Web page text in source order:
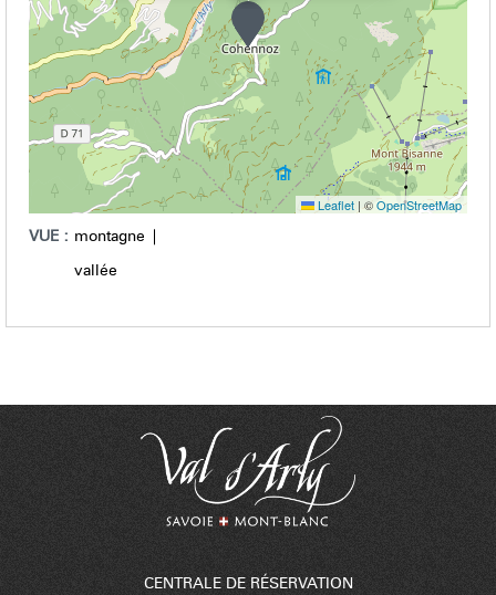
Leaflet | ©OpenStreetMap
VUE : montagne
vallée
CENTRALE DE RÉSERVATION